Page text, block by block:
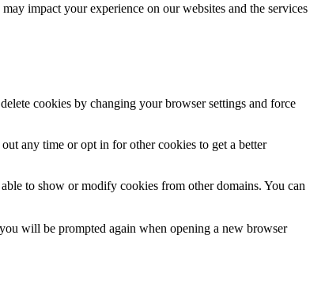
impact your experience on our websites and the services
cookies by changing your browser settings and force
any time or opt in for other cookies to get a better
to show or modify cookies from other domains. You can
will be prompted again when opening a new browser